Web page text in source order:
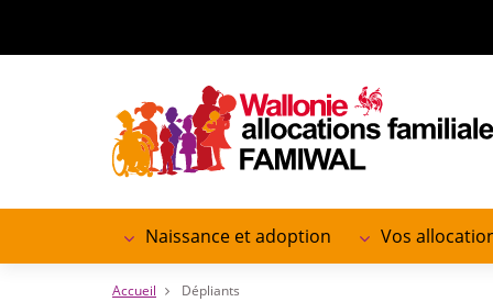
contenu
Navigation
principale
Naissance et adoption Vos
Accueil Dépliants